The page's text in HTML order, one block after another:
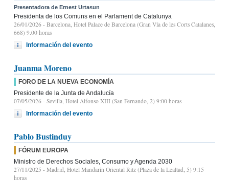
Presentadora de Ernest Urtasun
Presidenta de los Comuns en el Parlament de Catalunya
26/01/2026 - Barcelona, Hotel Palace de Barcelona (Gran Vía de les Corts Catalanes,
668) 9.00 horas
Información del evento
Juanma Moreno
FORO DE LA NUEVA ECONOMÍA
Presidente de la Junta de Andalucía
07/05/2026 - Sevilla, Hotel Alfonso XIII (San Fernando, 2) 9:00 horas
Información del evento
Pablo Bustinduy
FÓRUM EUROPA
Ministro de Derechos Sociales, Consumo y Agenda 2030
27/11/2025 - Madrid, Hotel Mandarin Oriental Ritz (Plaza de la Lealtad, 5) 9:15
horas